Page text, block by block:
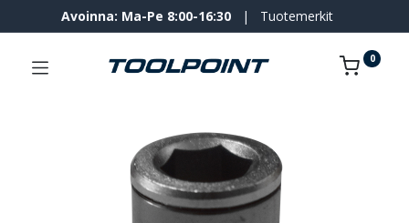
Avoinna: Ma-Pe 8:00-16:30 | Tuotemerkit
0